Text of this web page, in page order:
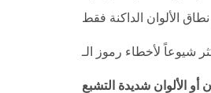
أو الألوان شديدة التشبع